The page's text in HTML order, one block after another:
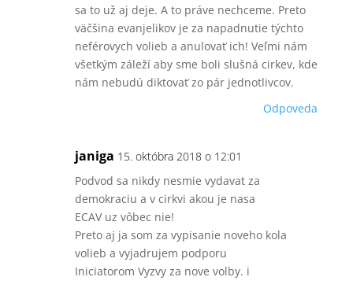
sa to už aj deje. A to práve nechceme. Preto
väčšina evanjelikov je za napadnutie týchto
neférovych volieb a anulovať ich! Veľmi nám
všetkým záleží aby sme boli slušná cirkev, kde
nám nebudú diktovať zo pár jednotlivcov.
Odpoveda
janiga 15. októbra 2018 o 12:01
Podvod sa nikdy nesmie vydavat za
demokraciu a v cirkvi akou je nasa
ECAV uz vôbec nie!
Preto aj ja som za vypisanie noveho kola
volieb a vyjadrujem podporu
Iniciatorom Vyzvy za nove volby. i